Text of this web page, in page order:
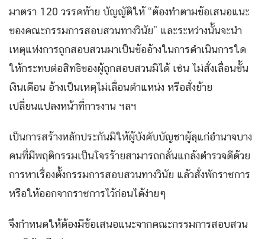
มาตรา 120 วรรคท้าย บัญญัติให้ “ต้องทำตามข้อเสนอแนะ
ของคณะกรรมการสอบสวนทางวินัย” และระหว่างนั้นจะนำ
เหตุแห่งการถูกสอบสวนมาเป็นข้ออ้างในการดำเนินการใด
ให้กระทบต่อสิทธิของผู้ถูกสอบสวนมิได้ เช่น ไม่สั่งเลื่อนขั้น
เงินเดือน อ้างเป็นเหตุไม่เลื่อนตำแหน่ง หรือสั่งย้าย
เปลี่ยนแปลงหน้าที่การงาน ฯลฯ
เป็นการสร้างหลักประกันมิให้ผู้บังคับบัญชาผู้ลุแก่อำนาจบาง
คนที่มีพฤติกรรมเป็นโจรร้ายสามารถกลั่นแกล้งตำรวจดีด้วย
การหาเรื่องตั้งกรรมการสอบสวนทางวินัย แล้วสั่งพักราชการ
หรือให้ออกจากราชการไว้ก่อนได้ง่ายๆ
จึงกำหนดให้ต้องมีข้อเสนอแนะจากคณะกรรมการสอบสวน